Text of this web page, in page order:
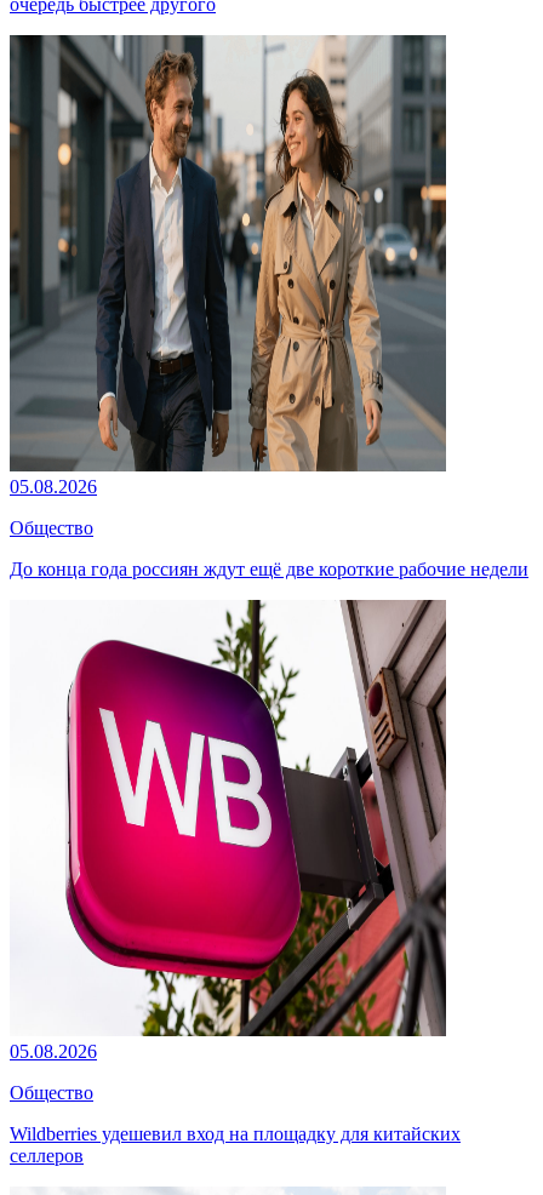
очередь быстрее другого
05.08.2026
Общество
До конца года россиян ждут ещё две короткие рабочие недели
05.08.2026
Общество
Wildberries удешевил вход на площадку для китайских
селлеров